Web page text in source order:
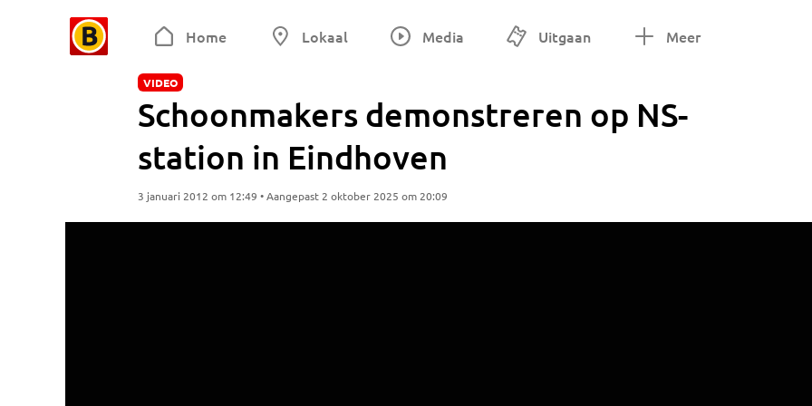
Home Lokaal Media Uitgaan Meer
VIDEO
Schoonmakers demonstreren op NS-
station in Eindhoven
3 januari 2012 om 12:49 • Aangepast 2 oktober 2025 om 20:09